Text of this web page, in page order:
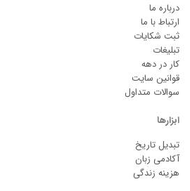
درباره ما
ارتباط با ما
ثبت شکایات
تبلیغات
کار در دهه
قوانین سایت
سوالات متداول
ابزارها
تبدیل تاریخ
آکادمی زبان
هزینه زندگی